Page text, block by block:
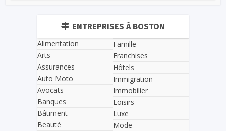
ENTREPRISES À BOSTON
Alimentation
Arts
Assurances
Auto Moto
Avocats
Banques
Bâtiment
Beauté
Famille
Franchises
Hôtels
Immigration
Immobilier
Loisirs
Luxe
Mode